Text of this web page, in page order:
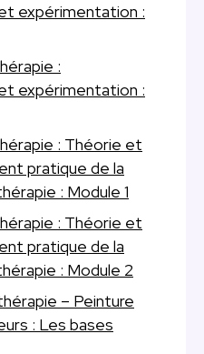
expérimentation :
:
expérimentation :
: Théorie et
pratique de la
: Module 1
: Théorie et
pratique de la
: Module 2
– Peinture
: Les bases